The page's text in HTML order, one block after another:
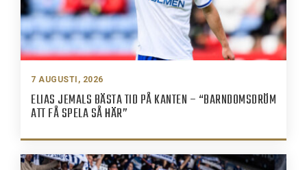
7 AUGUSTI, 2026
ELIAS JEMALS BÄSTA TID PÅ KANTEN – “BARNDOMSDRÖM
ATT FÅ SPELA SÅ HÄR”